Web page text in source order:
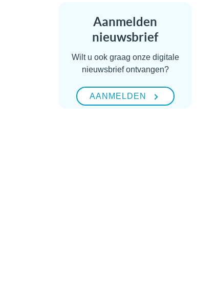
Aanmelden
nieuwsbrief
Wilt u ook graag onze digitale
nieuwsbrief ontvangen?
AANMELDEN